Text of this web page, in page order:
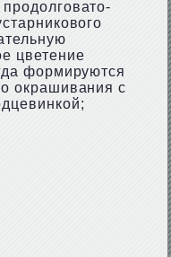
цветение
формируются
окрашивания с